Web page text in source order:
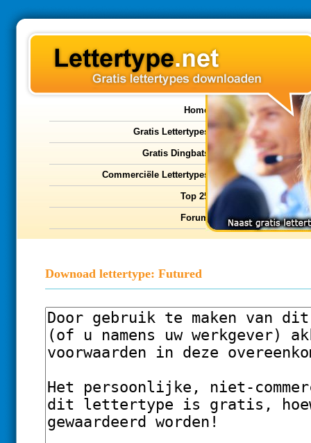
Home
Gratis Lettertypes
Gratis Dingbats
Commerciële Lettertypes
Top 25
Forum
Downoad lettertype: Futured